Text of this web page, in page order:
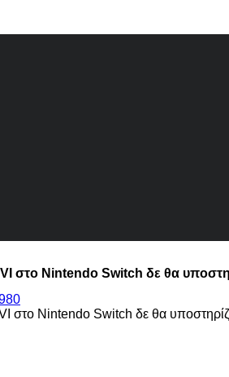
στο Nintendo Switch δε θα